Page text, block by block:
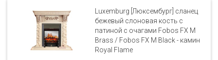
Luxemburg [Люксембург] сланец
бежевый слоновая кость с
патиной с очагами Fobos FX M
Brass / Fobos FX M Black - камин
Royal Flame